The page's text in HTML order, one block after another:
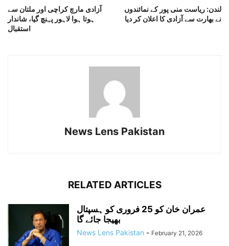
آزادی مارچ کراچی اور ملتان سے
ہوتا ہوا لاہور پہنچ گیا، شاندار
استقبال
لندن: ریاست منی پور کے نمائندوں
نے بھارت سے آزادی کا اعلان کر دیا
News Lens Pakistan
RELATED ARTICLES
عمران خان کو 25 فروری کو ہسپتال
بھیجا جائے گا
News Lens Pakistan - February 21, 2026